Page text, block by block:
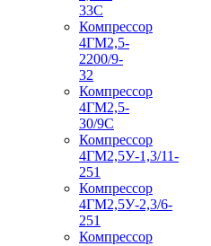
33С
Компрессор
4ГМ2,5-
2200/9-
32
Компрессор
4ГМ2,5-
30/9С
Компрессор
4ГМ2,5У-1,3/11-
251
Компрессор
4ГМ2,5У-2,3/6-
251
Компрессор